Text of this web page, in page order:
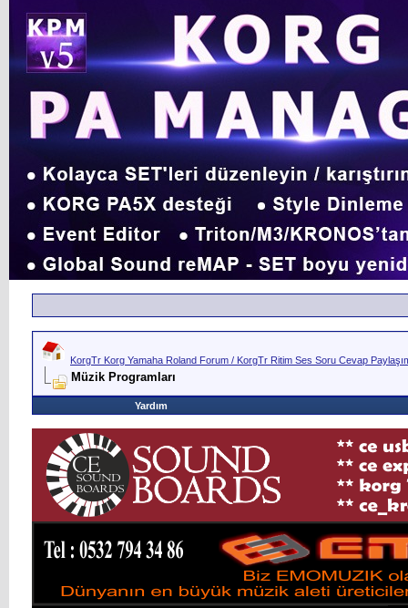
KorgTr Korg Yamaha Roland Forum / KorgTr Ritim Ses Soru Cevap
Müzik Programları
Yardım